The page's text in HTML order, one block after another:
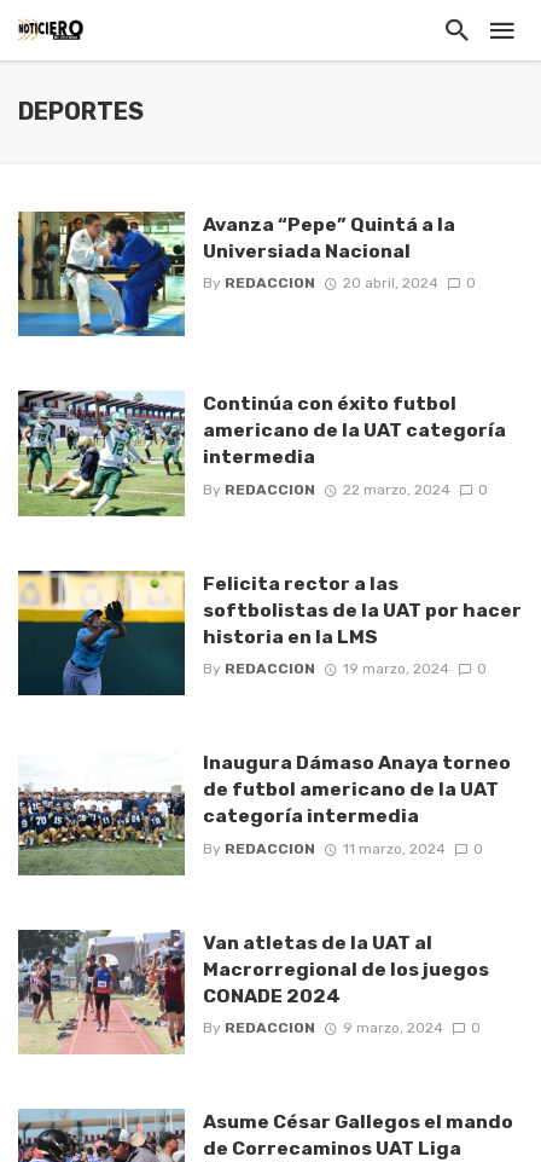
DEPORTES
Avanza “Pepe” Quintá a la
Universiada Nacional
By REDACCION 20 abril, 2024 0
Continúa con éxito futbol
americano de la UAT categoría
intermedia
By REDACCION 22 marzo, 2024 0
Felicita rector a las
softbolistas de la UAT por hacer
historia en la LMS
By REDACCION 19 marzo, 2024 0
Inaugura Dámaso Anaya torneo
de futbol americano de la UAT
categoría intermedia
By REDACCION 11 marzo, 2024 0
Van atletas de la UAT al
Macrorregional de los juegos
CONADE 2024
By REDACCION 9 marzo, 2024 0
Asume César Gallegos el mando
de Correcaminos UAT Liga